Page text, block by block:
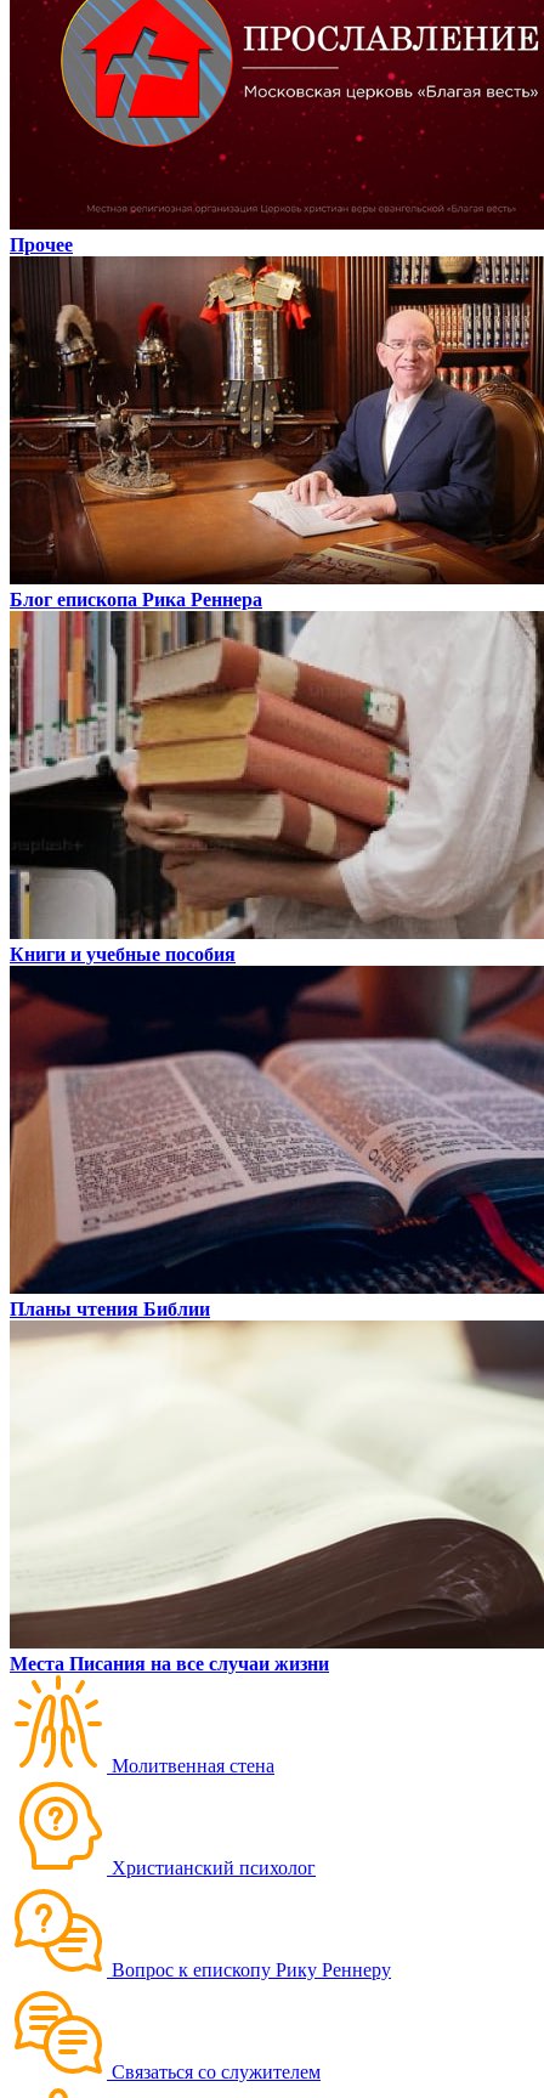
Прочее
Блог епископа Рика Реннера
Книги и учебные пособия
Планы чтения Библии
Места Писания на все случаи жизни
Молитвенная стена
Христианский психолог
Вопрос к епископу Рику Реннеру
Связаться со служителем